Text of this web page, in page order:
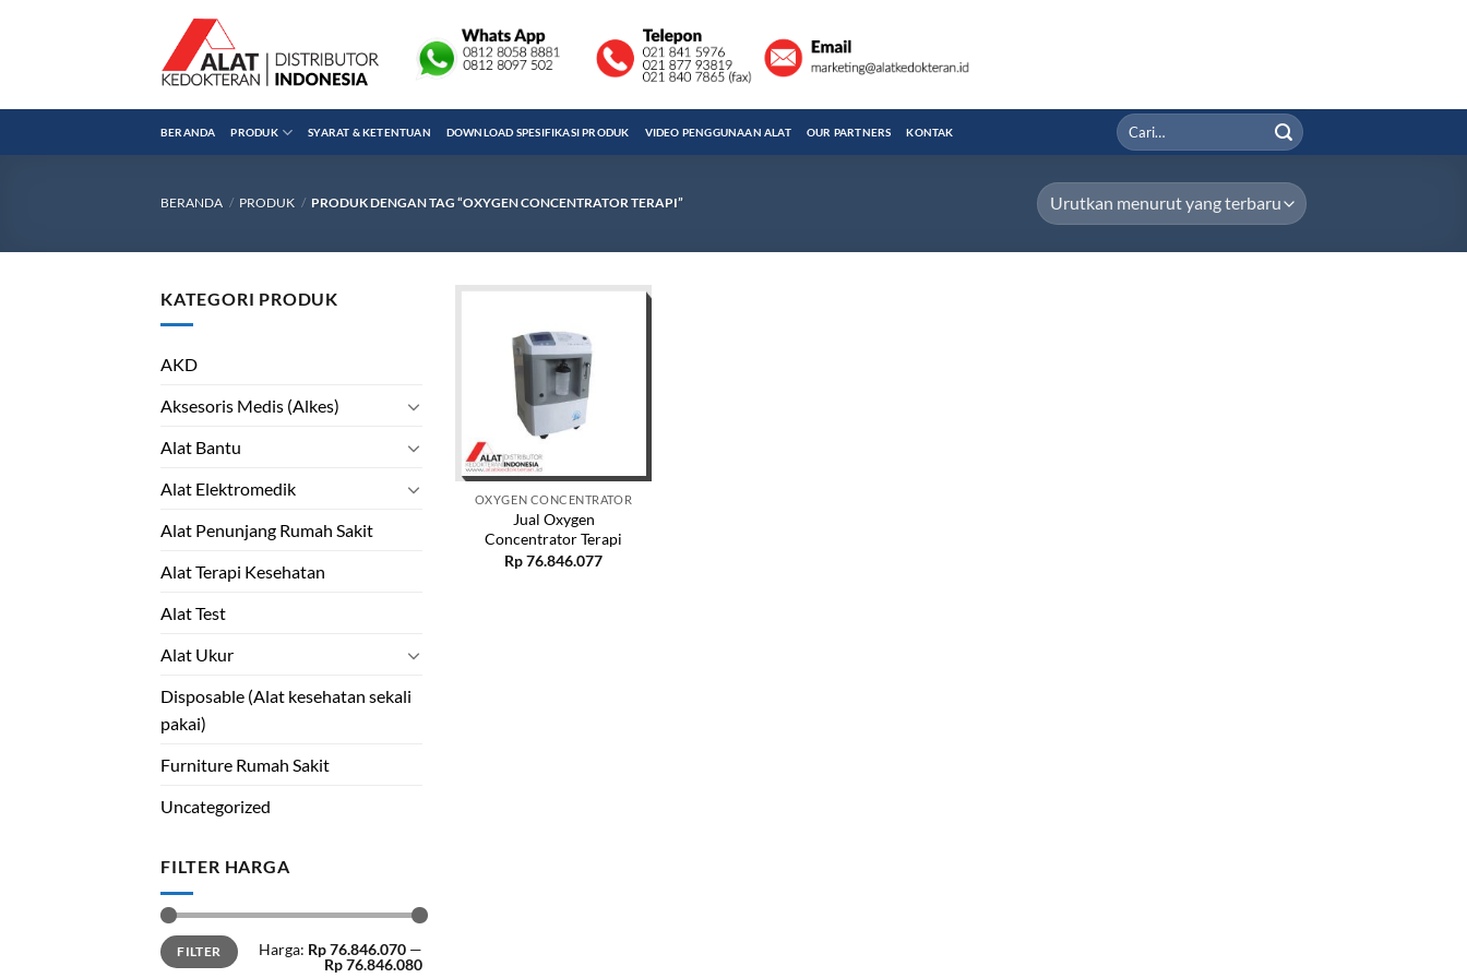
BERANDA PRODUK SYARAT & KETENTUAN DOWNLOAD SPESIFIKASI PRODUK VIDEO PENGGUNAAN ALAT OUR PARTNERS KONTAK
Pencarian
untuk:
BERANDA / PRODUK / PRODUK DENGAN TAG “OXYGEN CONCENTRATOR TERAPI”
KATEGORI PRODUK
AKD
Aksesoris Medis (Alkes)
Alat Bantu
Alat Elektromedik
Alat Penunjang Rumah Sakit
Alat Terapi Kesehatan
Alat Test
Alat Ukur
Disposable (Alat kesehatan sekali
pakai)
Furniture Rumah Sakit
Uncategorized
FILTER HARGA
Min
harga
Maks
hargaFILTER Harga: Rp 76.846.070 —
Rp 76.846.080
OXYGEN CONCENTRATOR
Jual Oxygen
Concentrator Terapi
Rp76.846.077